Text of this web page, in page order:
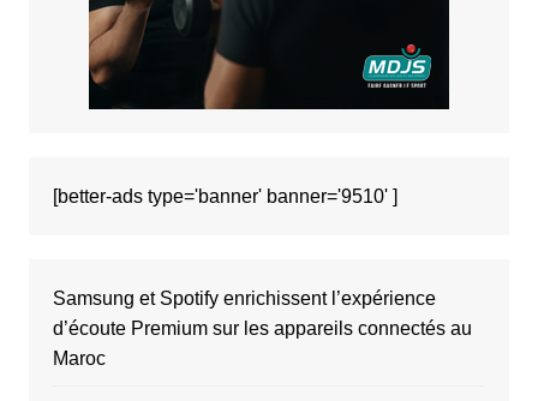
[better-ads type='banner' banner='9510' ]
Samsung et Spotify enrichissent l’expérience
d’écoute Premium sur les appareils connectés au
Maroc